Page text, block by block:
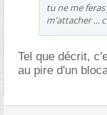
tu ne me
m'attacher ...
Tel que décrit,
au pire d'un